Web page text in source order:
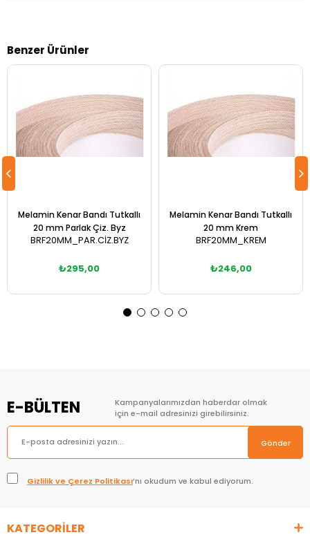
Benzer Ürünler
Melamin Kenar Bandı Tutkallı
20 mm Parlak Çiz. Byz
BRF20MM_PAR.CİZ.BYZ
₺295,00
Melamin Kenar Bandı Tutkallı
20 mm Krem
BRF20MM_KREM
₺246,00
E-BÜLTEN
Kampanyalarımızdan haberdar olmak
için e-mail adresinizi girebilirsiniz.
Gönder
Gizlilik ve Çerez Politikası’nı okudum ve kabul ediyorum.
KATEGORİLER